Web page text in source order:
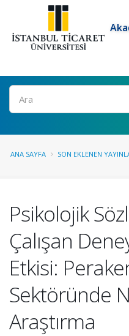
Ara
ANA SAYFA SON EKLENEN
Psikolojik
Çalışan
Etkisi:
Sektöründe
Araştırma